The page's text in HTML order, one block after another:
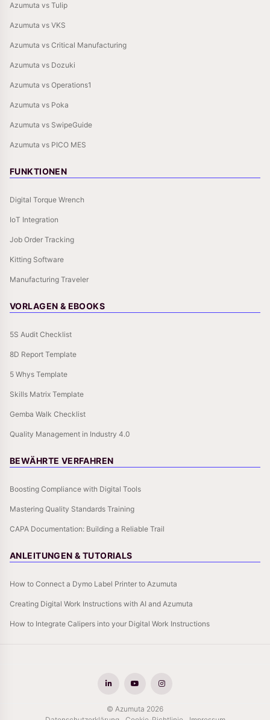
Azumuta vs Tulip
Azumuta vs VKS
Azumuta vs Critical Manufacturing
Azumuta vs Dozuki
Azumuta vs Operations1
Azumuta vs Poka
Azumuta vs SwipeGuide
Azumuta vs PICO MES
FUNKTIONEN
Digital Torque Wrench
IoT Integration
Job Order Tracking
Kitting Software
Manufacturing Traveler
VORLAGEN & EBOOKS
5S Audit Checklist
8D Report Template
5 Whys Template
Skills Matrix Template
Gemba Walk Checklist
Quality Management in Industry 4.0
BEWÄHRTE VERFAHREN
Boosting Compliance with Digital Tools
Mastering Quality Standards Training
CAPA Documentation: Building a Reliable Trail
ANLEITUNGEN & TUTORIALS
How to Connect a Dymo Label Printer to Azumuta
Creating Digital Work Instructions with AI and Azumuta
How to Integrate Calipers into your Digital Work Instructions
© Azumuta 2026